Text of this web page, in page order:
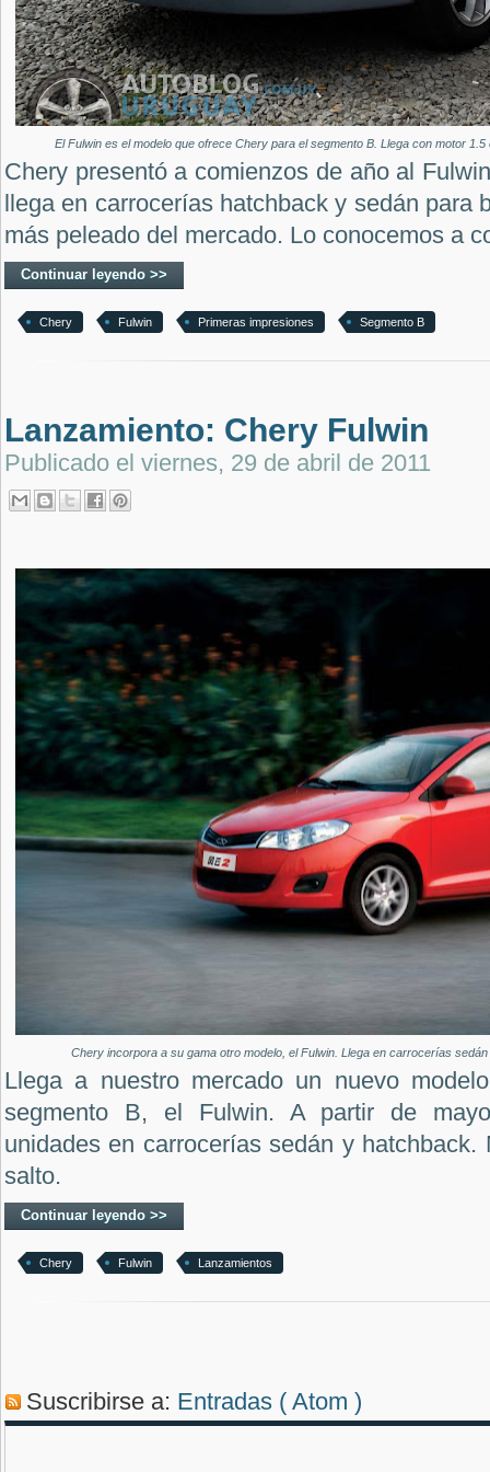
El Fulwin es el modelo que ofrece Chery para el segmento B. Llega con motor
Chery presentó a comienzos de año al
llega en carrocerías hatchback y sedán para
más peleado del mercado. Lo conocemos a
Continuar leyendo >>
Chery Fulwin Primeras impresiones Segmento B
Lanzamiento: Chery Fulwin
Publicado el viernes, 29 de abril de 2011
Chery incorpora a su gama otro modelo, el Fulwin. Llega en carrocerías
Llega a nuestro mercado un nuevo
segmento B, el Fulwin. A partir de
unidades en carrocerías sedán y hatchback.
salto.
Continuar leyendo >>
Chery Fulwin Lanzamientos
Suscribirse a: Entradas ( Atom )